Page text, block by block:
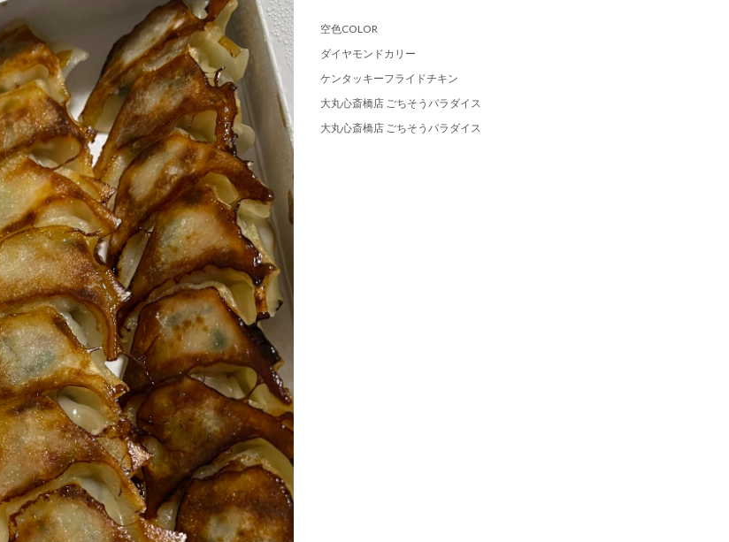
空色COLOR
ダイヤモンドカリー
ケンタッキーフライドチキン
大丸心斎橋店 ごちそうパラダイス
大丸心斎橋店 ごちそうパラダイス